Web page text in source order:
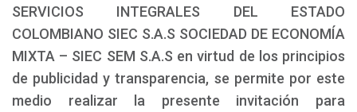
SERVICIOS INTEGRALES DEL ESTADO
COLOMBIANO SIEC S.A.S SOCIEDAD DE ECONOMÍA
MIXTA – SIEC SEM S.A.S en virtud de los principios
de publicidad y transparencia, se permite por este
medio realizar la presente invitación para